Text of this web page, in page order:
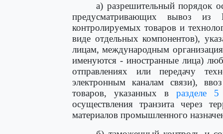
а) разрешительный порядок
предусматривающих вывоз из
контролируемых товаров и
виде отдельных компонентов),
лицам, международным
именуются - иностранные лица)
отправлениях или передачу
электронным каналам связи),
товаров, указанных в разделе 5
осуществления транзита через
материалов промышленного